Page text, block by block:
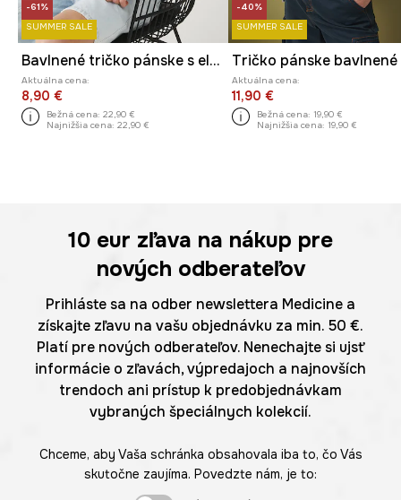
-61%
SUMMER SALE
Bavlnené tričko pánske s elastanom vrúbkovaný tmavomodrá farba
Aktuálna cena:
8,90 €
Bežná cena: 22,90 €
Najnižšia cena: 22,90 €
-40%
SUMMER SALE
Aktuálna cena:
11,90 €
Bežná cena: 19,90 €
Najnižšia cena: 19,90 €
10 eur zľava na nákup pre
nových odberateľov
Prihláste sa na odber newslettera Medicine a
získajte zľavu na vašu objednávku za min. 50 €.
Platí pre nových odberateľov. Nenechajte si ujsť
informácie o zľavách, výpredajoch a najnovších
trendoch ani prístup k predobjednávkam
vybraných špeciálnych kolekcií.
Chceme, aby Vaša schránka obsahovala iba to, čo Vás
skutočne zaujíma. Povedzte nám, je to: